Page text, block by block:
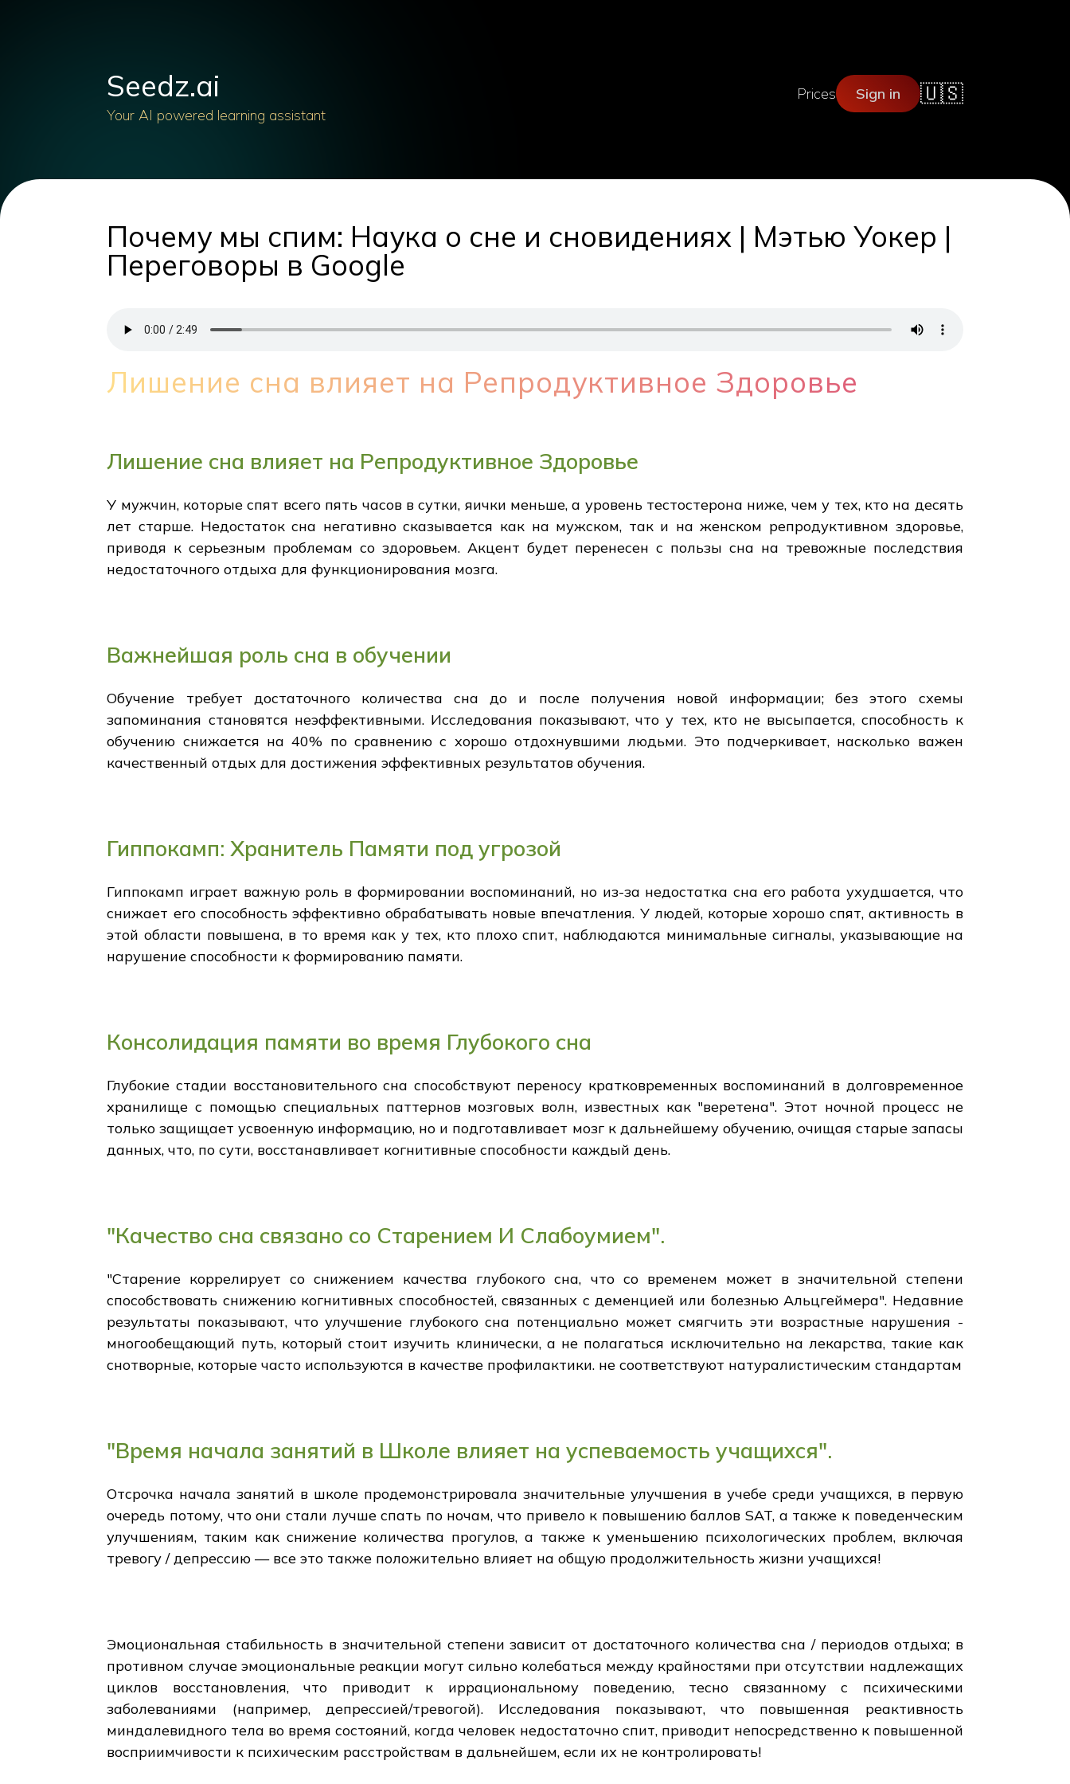
Seedz.ai
Your AI powered learning assistant
Prices Sign in 🇺🇸
Почему мы спим: Наука о сне и сновидениях | Мэтью Уокер |
Переговоры в Google
Лишение сна влияет на Репродуктивное Здоровье
Лишение сна влияет на Репродуктивное Здоровье
У мужчин, которые спят всего пять часов в сутки, яички меньше, а уровень тестостерона ниже, чем у тех, кто на десять
лет старше. Недостаток сна негативно сказывается как на мужском, так и на женском репродуктивном здоровье,
приводя к серьезным проблемам со здоровьем. Акцент будет перенесен с пользы сна на тревожные последствия
недостаточного отдыха для функционирования мозга.
Важнейшая роль сна в обучении
Обучение требует достаточного количества сна до и после получения новой информации; без этого схемы
запоминания становятся неэффективными. Исследования показывают, что у тех, кто не высыпается, способность к
обучению снижается на 40% по сравнению с хорошо отдохнувшими людьми. Это подчеркивает, насколько важен
качественный отдых для достижения эффективных результатов обучения.
Гиппокамп: Хранитель Памяти под угрозой
Гиппокамп играет важную роль в формировании воспоминаний, но из-за недостатка сна его работа ухудшается, что
снижает его способность эффективно обрабатывать новые впечатления. У людей, которые хорошо спят, активность в
этой области повышена, в то время как у тех, кто плохо спит, наблюдаются минимальные сигналы, указывающие на
нарушение способности к формированию памяти.
Консолидация памяти во время Глубокого сна
Глубокие стадии восстановительного сна способствуют переносу кратковременных воспоминаний в долговременное
хранилище с помощью специальных паттернов мозговых волн, известных как "веретена". Этот ночной процесс не
только защищает усвоенную информацию, но и подготавливает мозг к дальнейшему обучению, очищая старые запасы
данных, что, по сути, восстанавливает когнитивные способности каждый день.
"Качество сна связано со Старением И Слабоумием".
"Старение коррелирует со снижением качества глубокого сна, что со временем может в значительной степени
способствовать снижению когнитивных способностей, связанных с деменцией или болезнью Альцгеймера". Недавние
результаты показывают, что улучшение глубокого сна потенциально может смягчить эти возрастные нарушения -
многообещающий путь, который стоит изучить клинически, а не полагаться исключительно на лекарства, такие как
снотворные, которые часто используются в качестве профилактики. не соответствуют натуралистическим стандартам
"Время начала занятий в Школе влияет на успеваемость учащихся".
Отсрочка начала занятий в школе продемонстрировала значительные улучшения в учебе среди учащихся, в первую
очередь потому, что они стали лучше спать по ночам, что привело к повышению баллов SAT, а также к поведенческим
улучшениям, таким как снижение количества прогулов, а также к уменьшению психологических проблем, включая
тревогу / депрессию — все это также положительно влияет на общую продолжительность жизни учащихся!
Эмоциональная стабильность в значительной степени зависит от достаточного количества сна / периодов отдыха; в
противном случае эмоциональные реакции могут сильно колебаться между крайностями при отсутствии надлежащих
циклов восстановления, что приводит к иррациональному поведению, тесно связанному с психическими
заболеваниями (например, депрессией/тревогой). Исследования показывают, что повышенная реактивность
миндалевидного тела во время состояний, когда человек недостаточно спит, приводит непосредственно к повышенной
восприимчивости к психическим расстройствам в дальнейшем, если их не контролировать!